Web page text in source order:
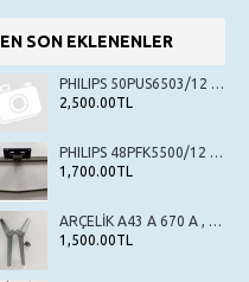
EN SON EKLENENLER
PHILIPS 50PUS6503/12 , STAND , TV AYAK , SEHPA AYAK
2,500.00TL
PHILIPS 48PFK5500/12 , STAND , TV AYAK , SEHPA AYAK
1,700.00TL
ARÇELİK A43 A 670 A , BEKO B43 A 670 A , STAND , TV AYAK , SEHPA AYAK
1,500.00TL